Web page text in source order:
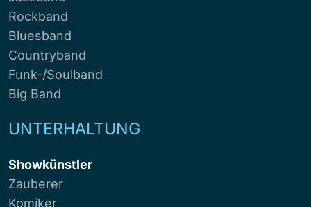
Rockband
Bluesband
Countryband
Funk-/Soulband
Big Band
UNTERHALTUNG
Showkünstler
Zauberer
Komiker